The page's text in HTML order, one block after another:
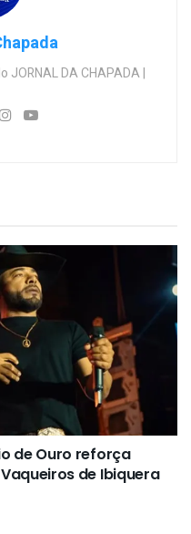
JORNAL DA CHAPADA |
de Ouro reforça
de Ibiquera